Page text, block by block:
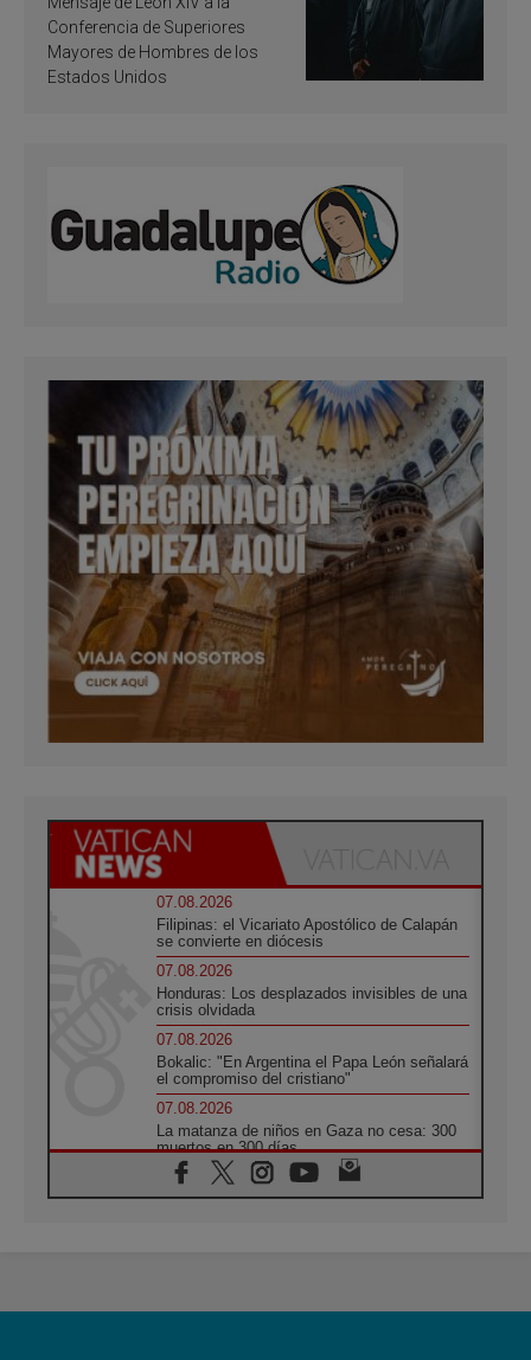
santificación
Conferencia de Superiores
Mayores de Hombres de los
Estados Unidos
07.08.2026
Filipinas: el Vicariato Apostólico de Calapán
se convierte en diócesis
07.08.2026
Honduras: Los desplazados invisibles de una
crisis olvidada
07.08.2026
Bokalic: "En Argentina el Papa León señalará
el compromiso del cristiano"
07.08.2026
La matanza de niños en Gaza no cesa: 300
muertos en 300 días
07.08.2026
Tagle: La guerra desfigura el mundo, solo la